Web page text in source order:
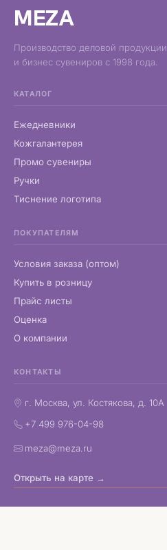
MEZA
Производство деловой продукции
и бизнес сувениров с 1998 года.
КАТАЛОГ
Ежедневники
Кожгалантерея
Промо сувениры
Ручки
Тиснение логотипа
ПОКУПАТЕЛЯМ
Условия заказа (оптом)
Купить в розницу
Прайс листы
Оценка
О компании
КОНТАКТЫ
г. Москва, ул. Костякова, д. 10А
+7 499 976-04-98
meza@meza.ru
Открыть на карте →